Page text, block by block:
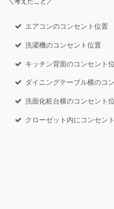
エアコンのコンセント位置
洗濯機のコンセント位置
キッチン背面のコンセント
ダイニングテーブル横のコ
洗面化粧台横のコンセント
クローゼット内にコンセント